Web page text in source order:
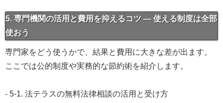
5. 専門機関の活用と費用を抑えるコツ — 使える制度は全部
使おう
専門家をどう使うかで、結果と費用に大きな差が出ます。
ここでは公的制度や実務的な節約術を紹介します。
- 5-1. 法テラスの無料法律相談の活用と受け方